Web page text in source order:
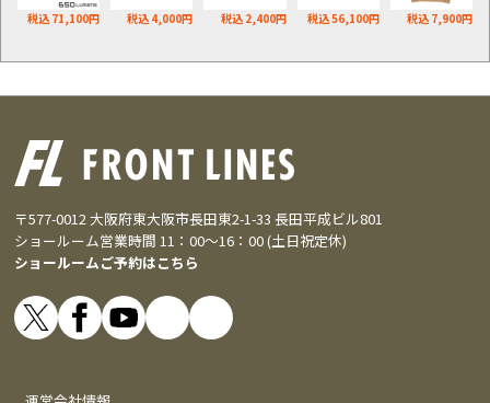
税込 71,100円 税込 4,000円 税込 2,400円 税込 56,100円 税込 7,900円
〒577-0012 大阪府東大阪市長田東2-1-33 長田平成ビル801
ショールーム営業時間 11：00～16：00 (土日祝定休)
ショールームご予約はこちら